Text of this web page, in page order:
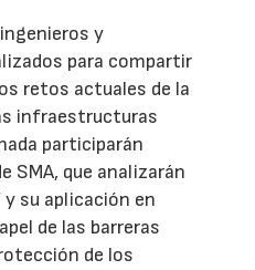
y
para compartir
retos actuales de la
infraestructuras
participarán
SMA, que analizarán
su aplicación en
de las barreras
de los